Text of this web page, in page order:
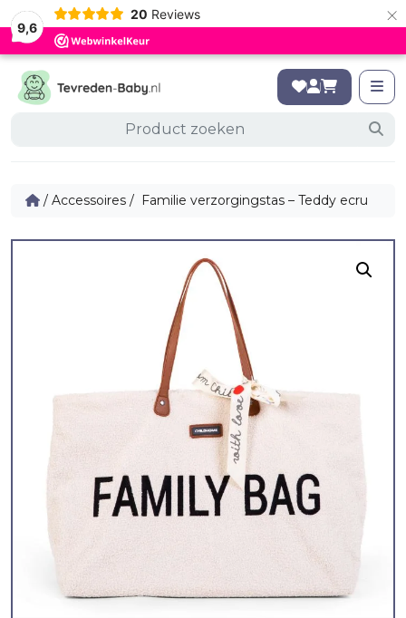
9,6
20 Reviews ×
/ Accessoires/ Familie verzorgingstas – Teddy ecru